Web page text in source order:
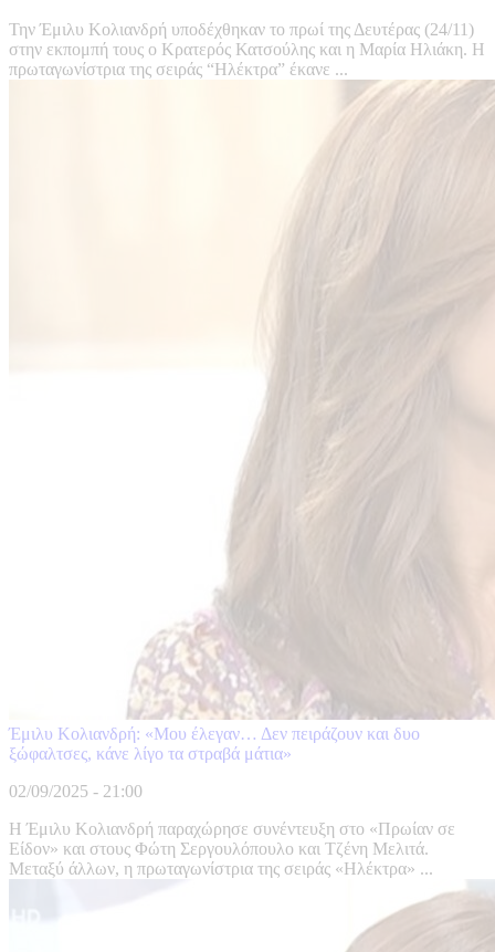
Την Έμιλυ Κολιανδρή υποδέχθηκαν το πρωί της Δευτέρας (24/11)
στην εκπομπή τους ο Κρατερός Κατσούλης και η Μαρία Ηλιάκη. Η
πρωταγωνίστρια της σειράς “Ηλέκτρα” έκανε ...
Έμιλυ Κολιανδρή: «Μου έλεγαν… Δεν πειράζουν και δυο
ξώφαλτσες, κάνε λίγο τα στραβά μάτια»
02/09/2025 - 21:00
Η Έμιλυ Κολιανδρή παραχώρησε συνέντευξη στο «Πρωίαν σε
Είδον» και στους Φώτη Σεργουλόπουλο και Τζένη Μελιτά.
Μεταξύ άλλων, η πρωταγωνίστρια της σειράς «Ηλέκτρα» ...